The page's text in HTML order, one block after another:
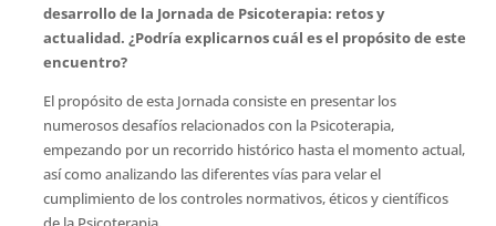
desarrollo de la Jornada de Psicoterapia: retos y
actualidad. ¿Podría explicarnos cuál es el propósito de este
encuentro?
El propósito de esta Jornada consiste en presentar los
numerosos desafíos relacionados con la Psicoterapia,
empezando por un recorrido histórico hasta el momento actual,
así como analizando las diferentes vías para velar el
cumplimiento de los controles normativos, éticos y científicos